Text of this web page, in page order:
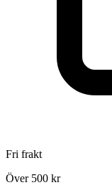
Fri frakt
Över 500 kr